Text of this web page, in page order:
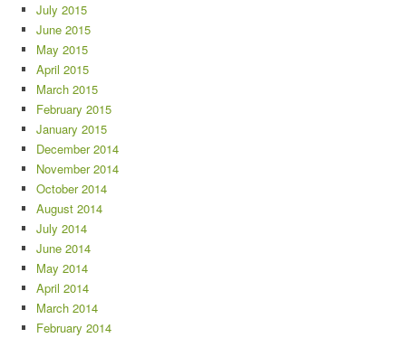
July 2015
June 2015
May 2015
April 2015
March 2015
February 2015
January 2015
December 2014
November 2014
October 2014
August 2014
July 2014
June 2014
May 2014
April 2014
March 2014
February 2014